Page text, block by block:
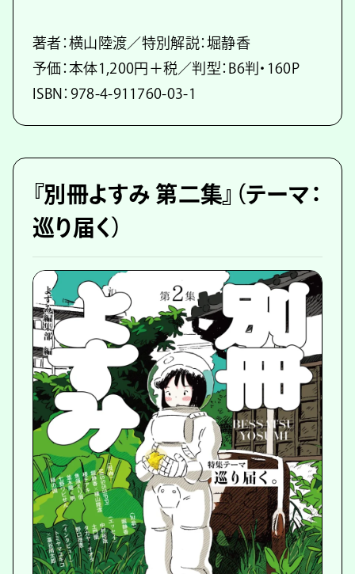
著者：横山陸渡／特別解説：堀静香
予価：本体1,200円＋税／判型：B6判・160P
ISBN：978-4-911760-03-1
『別冊よすみ 第二集』（テーマ：
巡り届く）